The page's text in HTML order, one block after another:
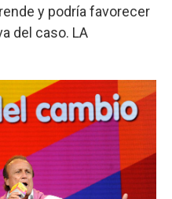
y podría favorecer
del caso. LA